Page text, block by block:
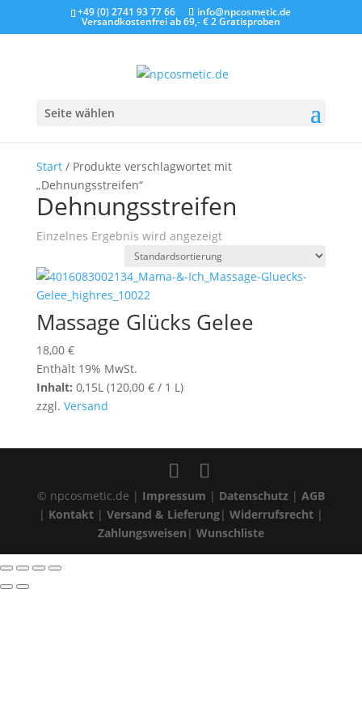
+49 (0) 2741 93 77 66 info@npcosmetic.de
Versandkostenfrei ab 69,- €2 Gratisproben
Seite wählen
Start/ Produkte verschlagwortet mit
„Dehnungsstreifen“
Dehnungsstreifen
Einzelnes Ergebnis wird angezeigt
Massage Glücks Gelee
18,00 €
Enthält 19% MwSt.
Inhalt: 0,15L (120,00 €/ 1 L)
zzgl. Versand
© npcosmetic.de | Impressum | Datenschutz| AGB
| Kontakt| Versand & Lieferung| Widerrufsrecht|
Zahlungsweisen | Wunschliste